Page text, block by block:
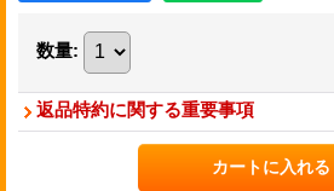
数量:
返品特約に関する重要事項